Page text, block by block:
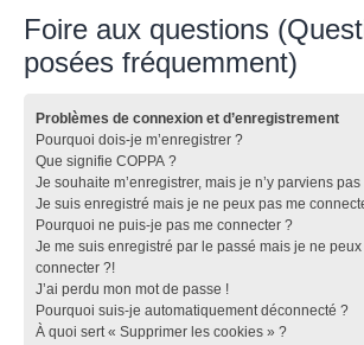
Foire aux questions
posées fréquemment)
Problèmes de connexion et d’enregistrement
Pourquoi dois-je m’enregistrer ?
Que signifie COPPA ?
Je souhaite m’enregistrer, mais je n’y parviens pas
Je suis enregistré mais je ne peux pas me
Pourquoi ne puis-je pas me connecter ?
Je me suis enregistré par le passé mais je ne peux
connecter ?!
J’ai perdu mon mot de passe !
Pourquoi suis-je automatiquement déconnecté ?
À quoi sert « Supprimer les cookies » ?